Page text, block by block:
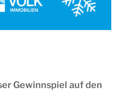
Gewinnspiel auf den